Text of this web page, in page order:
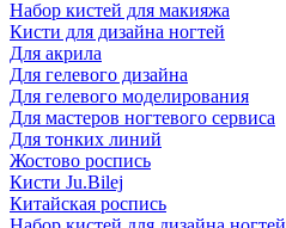
Набор кистей для макияжа
Кисти для дизайна ногтей
Для акрила
Для гелевого дизайна
Для гелевого моделирования
Для мастеров ногтевого сервиса
Для тонких линий
Жостово роспись
Кисти Ju.Bilej
Китайская роспись